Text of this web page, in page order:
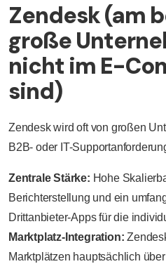
Zendesk (am
große
nicht im E-
sind)
Zendesk wird oft von großen
B2B- oder IT-
Zentrale Stärke: Hohe
Berichterstellung und ein
Drittanbieter-Apps für die
Marktplatz-Integration:
Marktplätzen hauptsächlich